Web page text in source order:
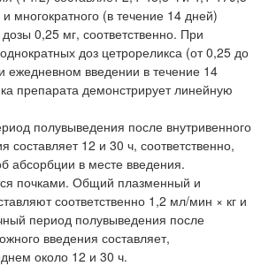
многократного (в течение 14 дней)
0,25 мг, соответственно. При
доз цетрореликса (от 0,25 до
ежедневном введении в течение 14
препарата демонстрирует линейную
полувыведения после внутривенного
составляет 12 и 30 ч, соответственно,
абсорбции в месте введения.
почками. Общий плазменный и
соответственно 1,2 мл/мин × кг и
период полувыведения после
введения составляет,
около 12 и 30 ч.